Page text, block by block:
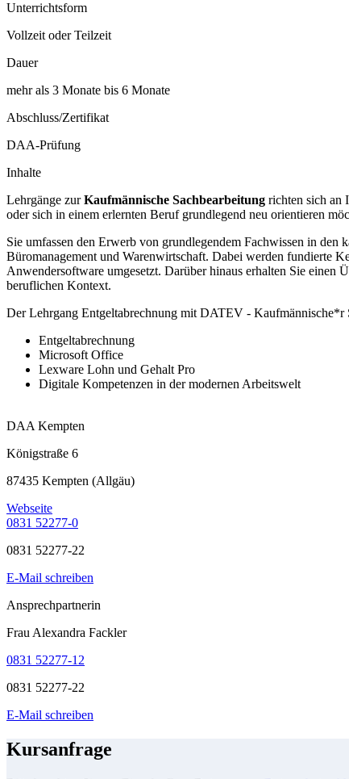
Unterrichtsform
Vollzeit oder Teilzeit
Dauer
mehr als 3 Monate bis 6 Monate
Abschluss/Zertifikat
DAA-Prüfung
Inhalte
Lehrgänge zurKaufmännische Sachbearbeitung richten sich an
oder sich in einem erlernten Beruf grundlegend neu orientieren
Sie umfassen den Erwerb von grundlegendem Fachwissen in
Büromanagement und Warenwirtschaft. Dabei werden fundierte
Anwendersoftware umgesetzt. Darüber hinaus erhalten Sie
beruflichen Kontext.
Der Lehrgang Entgeltabrechnung mit DATEV - Kaufmännische*r
Entgeltabrechnung
Microsoft Office
Lexware Lohn und Gehalt Pro
Digitale Kompetenzen in der modernen Arbeitswelt
DAA Kempten
Königstraße 6
87435 Kempten (Allgäu)
Webseite
0831 52277-0
0831 52277-22
E-Mail schreiben
Ansprechpartnerin
Frau Alexandra Fackler
0831 52277-12
0831 52277-22
E-Mail schreiben
Kursanfrage